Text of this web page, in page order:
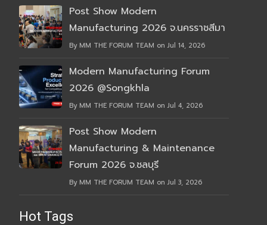
Post Show Modern
Manufacturing 2026 จ.นครราชสีมา
By MM THE FORUM TEAM on Jul 14, 2026
Modern Manufacturing Forum
2026 @Songkhla
By MM THE FORUM TEAM on Jul 4, 2026
Post Show Modern
Manufacturing & Maintenance
Forum 2026 จ.ชลบุรี
By MM THE FORUM TEAM on Jul 3, 2026
Hot Tags